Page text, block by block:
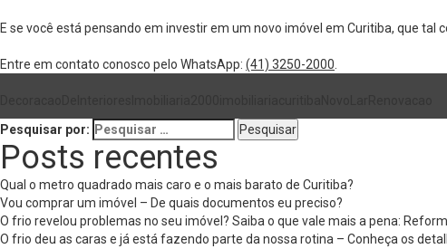
E se você está pensando em investir em um novo imóvel em Curitiba, que
Entre em contato conosco pelo WhatsApp: (41) 3250-2000
Pesquisar por:
Posts recentes
Qual o metro quadrado mais caro e o mais barato de Curitiba?
Vou comprar um imóvel – De quais documentos eu preciso?
O frio revelou problemas no seu imóvel? Saiba o que vale mais a pena:
O frio deu as caras e já está fazendo parte da nossa rotina – Conheça os